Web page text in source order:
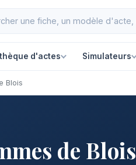
d'actes Simulateurs
Blois
de Blois